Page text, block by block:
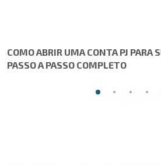
COMO ABRIR UMA CONTA PJ PARA
PASSO A PASSO COMPLETO